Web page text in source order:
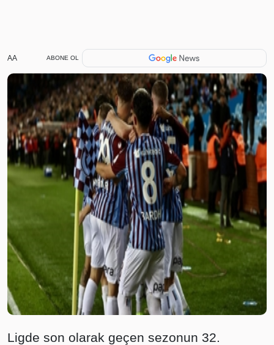
AA ABONE OL
Ligde son olarak geçen sezonun 32.